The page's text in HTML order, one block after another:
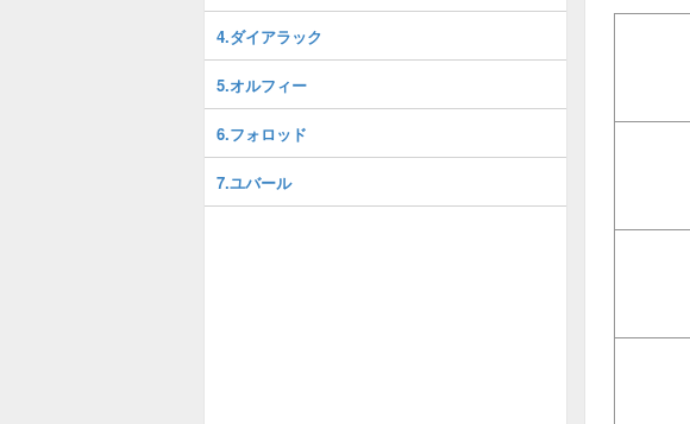
4.ダイアラック
5.オルフィー
6.フォロッド
7.ユバール